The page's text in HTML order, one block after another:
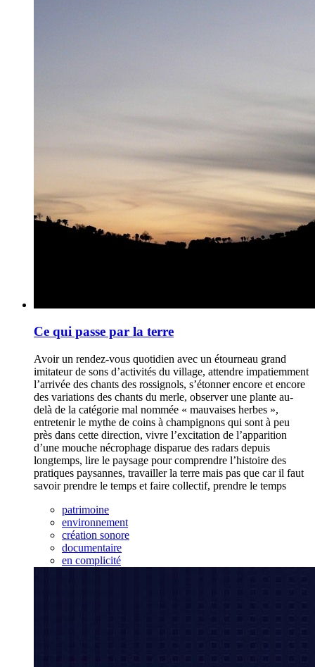
Ce qui passe par la terre
Avoir un rendez-vous quotidien avec un étourneau grand
imitateur de sons d’activités du village, attendre impatiemment
l’arrivée des chants des rossignols, s’étonner encore et encore
des variations des chants du merle, observer une plante au-
delà de la catégorie mal nommée « mauvaises herbes »,
entretenir le mythe de coins à champignons qui sont à peu
près dans cette direction, vivre l’excitation de l’apparition
d’une mouche nécrophage disparue des radars depuis
longtemps, lire le paysage pour comprendre l’histoire des
pratiques paysannes, travailler la terre mais pas que car il faut
savoir prendre le temps et faire collectif, prendre le temps
patrimoine
environnement
création sonore
documentaire
en complicité